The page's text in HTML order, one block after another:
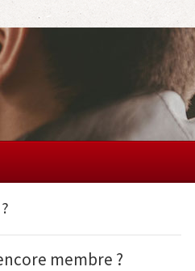
membre ?